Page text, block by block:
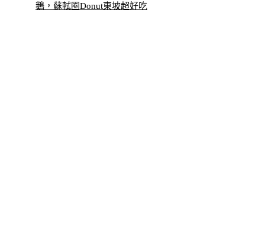
鵝，蘇軾圈Donut東坡超好吃